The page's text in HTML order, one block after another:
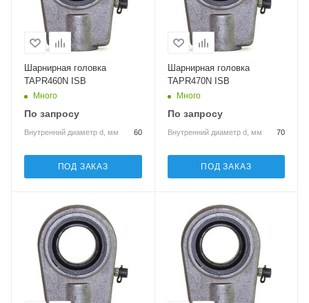
Шарнирная головка
TAPR460N ISB
Много
По запросу
Внутренний диаметр d, мм 60
ПОД ЗАКАЗ
Шарнирная головка
TAPR470N ISB
Много
По запросу
Внутренний диаметр d, мм 70
ПОД ЗАКАЗ